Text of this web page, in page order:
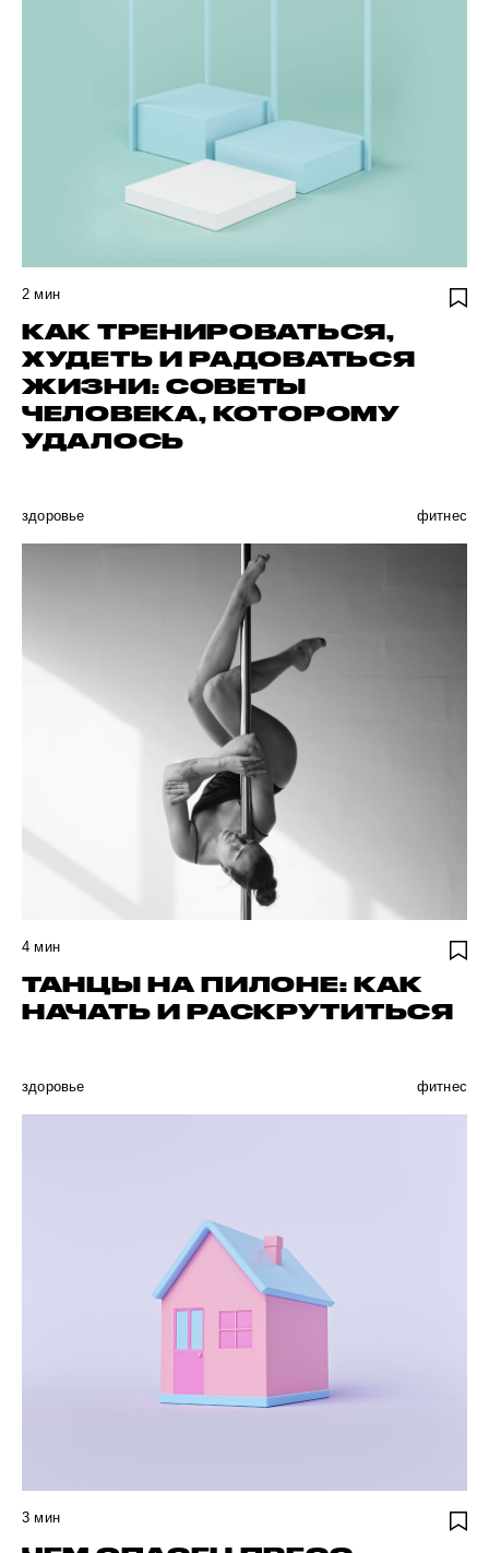
2 мин
КАК ТРЕНИРОВАТЬСЯ,
ХУДЕТЬ И РАДОВАТЬСЯ
ЖИЗНИ: СОВЕТЫ
ЧЕЛОВЕКА, КОТОРОМУ
УДАЛОСЬ
здоровье фитнес
4 мин
ТАНЦЫ НА ПИЛОНЕ: КАК
НАЧАТЬ И РАСКРУТИТЬСЯ
здоровье фитнес
3 мин